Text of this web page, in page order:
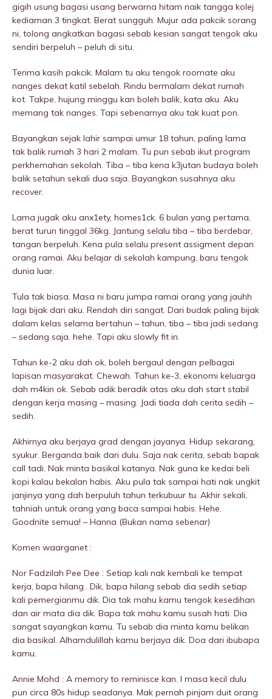
gigih usung bagasi usang berwarna hitam naik tangga kolej
kediaman 3 tingkat. Berat sungguh. Mujur ada pakcik sorang
ni, tolong angkatkan bagasi sebab kesian sangat tengok aku
sendiri berpeluh – peluh di situ.
Terima kasih pakcik. Malam tu aku tengok roomate aku
nanges dekat katil sebeIah. Rindu bermalam dekat rumah
kot. Takpe, hujung minggu kan boleh balik, kata aku. Aku
memang tak nanges. Tapi sebenarnya aku tak kuat pon.
Bayangkan sejak lahir sampai umur 18 tahun, paling lama
tak balik rumah 3 hari 2 malam. Tu pun sebab ikut program
perkhemahan sekolah. Tiba – tiba kena k3jutan budaya boleh
balik setahun sekali dua saja. Bayangkan susahnya aku
recover.
Lama jugak aku anx1ety, homes1ck. 6 bulan yang pertama,
berat turun tinggal 36kg. Jantung selalu tiba – tiba berdebar,
tangan berpeluh. Kena pula selalu present assigment depan
orang ramai. Aku belajar di sekolah kampung, baru tengok
dunia luar.
Tula tak biasa. Masa ni baru jumpa ramai orang yang jauhh
lagi bijak dari aku. Rendah diri sangat. Dari budak paling bijak
dalam kelas selama bertahun – tahun, tiba – tiba jadi sedang
– sedang saja. hehe. Tapi aku slowly fit in.
Tahun ke-2 aku dah ok, boleh bergaul dengan pelbagai
lapisan masyarakat. Chewah. Tahun ke-3, ekonomi keluarga
dah m4kin ok. Sebab adik beradik atas aku dah start stabil
dengan kerja masing – masing. Jadi tiada dah cerita sedih –
sedih.
Akhirnya aku berjaya grad dengan jayanya. Hidup sekarang,
syukur. Berganda baik dari dulu. Saja nak cerita, sebab bapak
call tadi. Nak minta basikal katanya. Nak guna ke kedai beli
kopi kalau bekalan habis. Aku pula tak sampai hati nak ungkit
janjinya yang dah berpuluh tahun terkubuur tu. Akhir sekali,
tahniah untuk orang yang baca sampai habis. Hehe.
Goodnite semua! – Hanna (Bukan nama sebenar)
Komen waarganet :
Nor Fadzilah Pee Dee : Setiap kali nak kembali ke tempat
kerja, bapa hilang.. Dik, bapa hilang sebab dia sedih setiap
kali pemergianmu dik. Dia tak mahu kamu tengok kesedihan
dan air mata dia dik. Bapa tak mahu kamu susah hati. Dia
sangat sayangkan kamu. Tu sebab dia minta kamu belikan
dia basikal. Alhamdulillah kamu berjaya dik. Doa dari ibubapa
kamu.
Annie Mohd : A memory to reminisce kan. I masa kecil dulu
pun circa 80s hidup seadanya. Mak pernah pinjam duit orang